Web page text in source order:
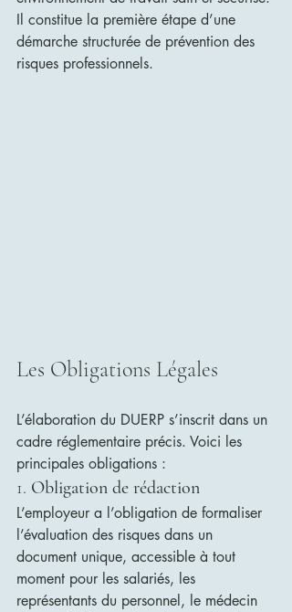
Il constitue la première étape d’une
démarche structurée de prévention des
risques professionnels.
Les Obligations Légales
L’élaboration du DUERP s’inscrit dans un
cadre réglementaire précis. Voici les
principales obligations :
1. Obligation de rédaction
L’employeur a l’obligation de formaliser
l’évaluation des risques dans un
document unique, accessible à tout
moment pour les salariés, les
représentants du personnel, le médecin